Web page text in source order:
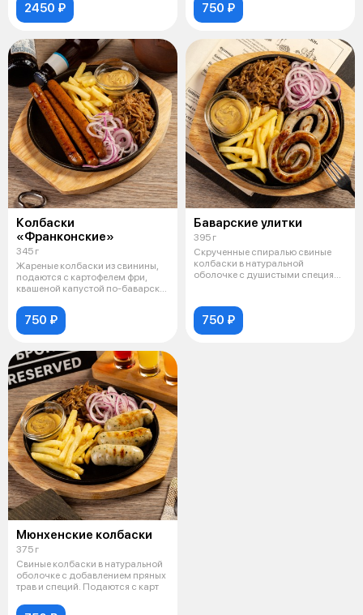
2450 ₽ 750 ₽
Колбаски
«Франконские»
345 г
Жареные колбаски из свинины,
подаются с картофелем фри,
квашеной капустой по-баварски,
750 ₽
Баварские улитки
395 г
Скрученные спиралью свиные
колбаски в натуральной
оболочке с душистыми специями
750 ₽
Мюнхенские колбаски
375 г
Свиные колбаски в натуральной
оболочке с добавлением пряных
трав и специй. Подаются с карт